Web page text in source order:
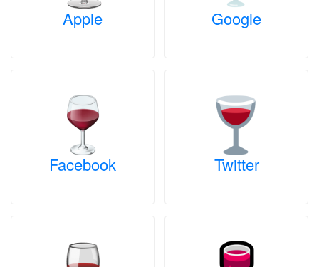
Apple Google
Facebook Twitter